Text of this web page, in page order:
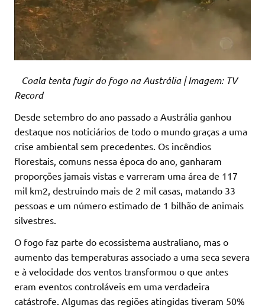
Coala tenta fugir do fogo na Austrália | Imagem: TV
Record
Desde setembro do ano passado a Austrália ganhou
destaque nos noticiários de todo o mundo graças a uma
crise ambiental sem precedentes. Os incêndios
florestais, comuns nessa época do ano, ganharam
proporções jamais vistas e varreram uma área de 117
mil km2, destruindo mais de 2 mil casas, matando 33
pessoas e um número estimado de 1 bilhão de animais
silvestres.
O fogo faz parte do ecossistema australiano, mas o
aumento das temperaturas associado a uma seca severa
e à velocidade dos ventos transformou o que antes
eram eventos controláveis em uma verdadeira
catástrofe. Algumas das regiões atingidas tiveram 50%